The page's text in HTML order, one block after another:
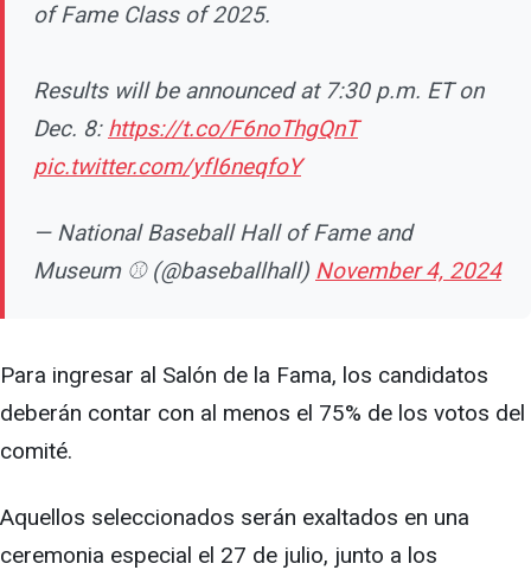
of Fame Class of 2025.
Results will be announced at 7:30 p.m. ET on
Dec. 8: https://t.co/F6noThgQnT
pic.twitter.com/yfI6neqfoY
— National Baseball Hall of Fame and
Museum ⚾ (@baseballhall) November 4, 2024
Para ingresar al Salón de la Fama, los candidatos
deberán contar con al menos el 75% de los votos del
comité.
Aquellos seleccionados serán exaltados en una
ceremonia especial el 27 de julio, junto a los